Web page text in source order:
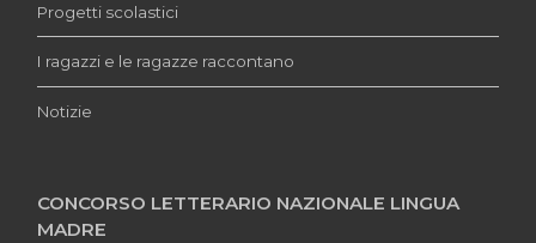
Progetti scolastici
I ragazzi e le ragazze raccontano
Notizie
CONCORSO LETTERARIO NAZIONALE LINGUA
MADRE